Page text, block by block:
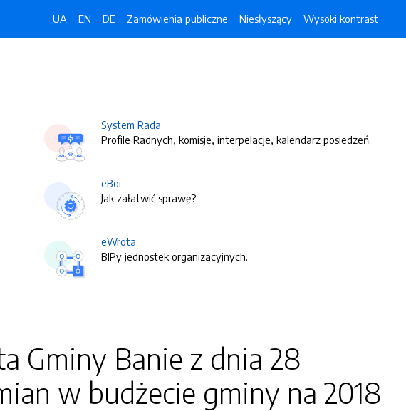
UA EN DE Zamówienia publiczne Niesłyszący Wysoki kontrast
System Rada
Profile Radnych, komisje, interpelacje, kalendarz posiedzeń.
eBoi
Jak załatwić sprawę?
eWrota
BIPy jednostek organizacyjnych.
Gminy Banie z dnia 28
w budżecie gminy na 2018